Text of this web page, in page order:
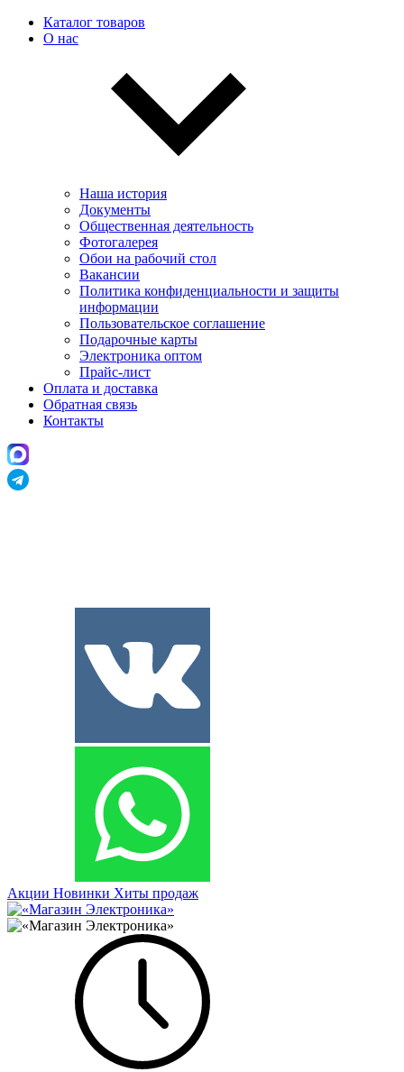
Каталог товаров
О нас
Наша история
Документы
Общественная деятельность
Фотогалерея
Обои на рабочий стол
Вакансии
Политика конфиденциальности и защиты
информации
Пользовательскоe соглашение
Подарочные карты
Электроника оптом
Прайс-лист
Оплата и доставка
Обратная связь
Контакты
Акции Новинки Хиты продаж